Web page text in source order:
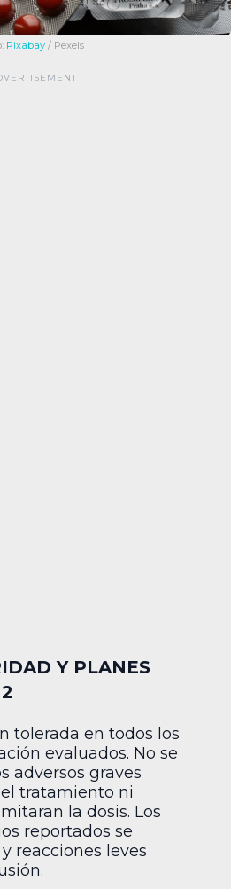
Pixabay / Pexels
Y PLANES
tolerada en todos los
evaluados. No se
adversos graves
tratamiento ni
la dosis. Los
reportados se
reacciones leves